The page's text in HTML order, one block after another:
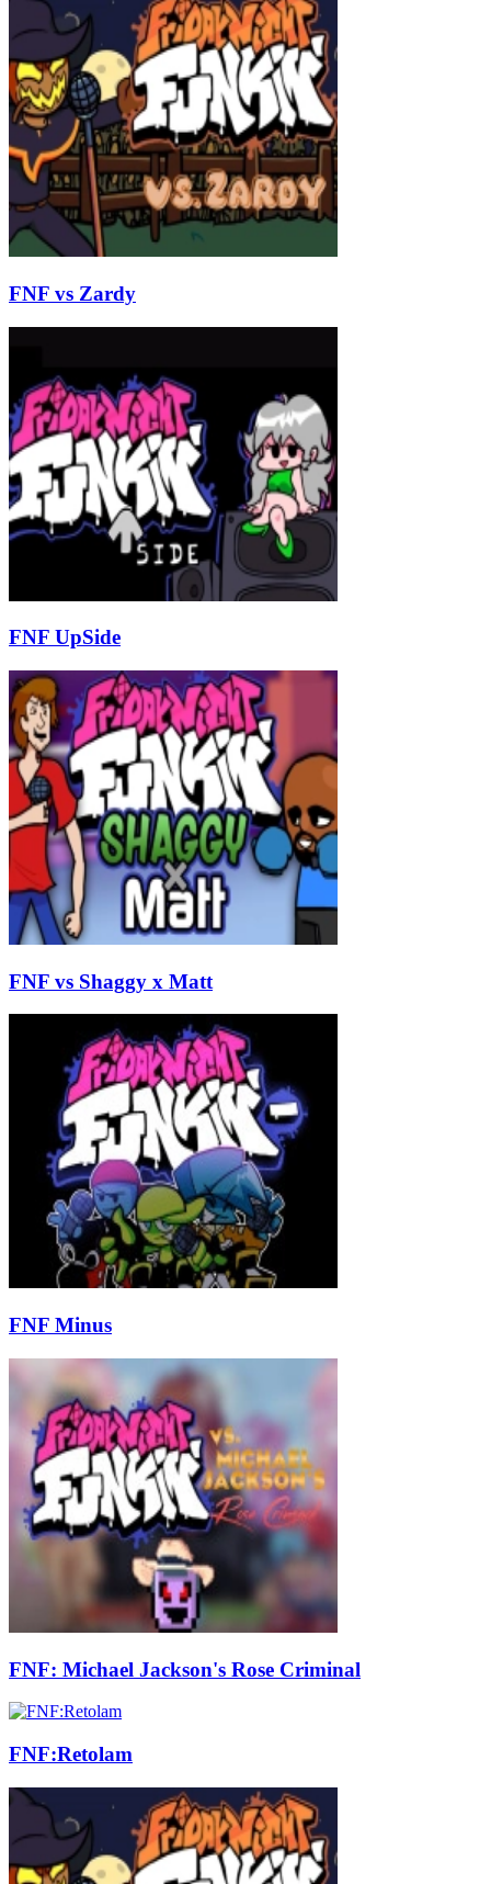
FNF vs Zardy
FNF UpSide
FNF vs Shaggy x Matt
FNF Minus
FNF: Michael Jackson's Rose Criminal
FNF:Retolam